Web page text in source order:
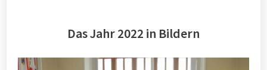
Das Jahr 2022 in Bildern